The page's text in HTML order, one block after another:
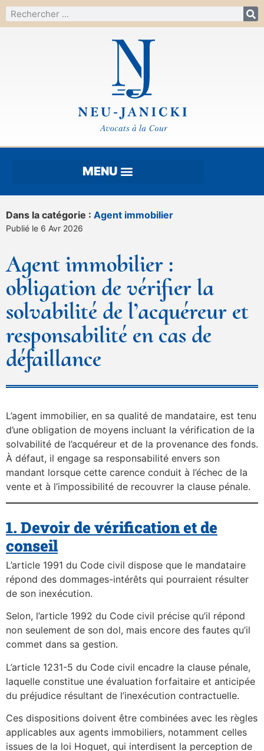
Dans la catégorie : Agent immobilier
Publié le 6 Avr 2026
Agent immobilier :
obligation de vérifier la
solvabilité de l’acquéreur et
responsabilité en cas de
défaillance
L’agent immobilier, en sa qualité de mandataire, est tenu
d’une obligation de moyens incluant la vérification de la
solvabilité de l’acquéreur et de la provenance des fonds.
À défaut, il engage sa responsabilité envers son
mandant lorsque cette carence conduit à l’échec de la
vente et à l’impossibilité de recouvrer la clause pénale.
1. Devoir de vérification et de
conseil
L’article 1991 du Code civil dispose que le mandataire
répond des dommages-intérêts qui pourraient résulter
de son inexécution.
Selon, l’article 1992 du Code civil précise qu’il répond
non seulement de son dol, mais encore des fautes qu’il
commet dans sa gestion.
L’article 1231-5 du Code civil encadre la clause pénale,
laquelle constitue une évaluation forfaitaire et anticipée
du préjudice résultant de l’inexécution contractuelle.
Ces dispositions doivent être combinées avec les règles
applicables aux agents immobiliers, notamment celles
issues de la loi Hoguet, qui interdisent la perception de